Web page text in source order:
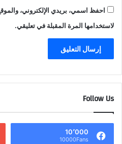
احفظ اسمي، بريدي الإلكتروني،
لاستخدامها المرة المقبلة في تعليقي.
Follow Us
10٬000
10000Fans